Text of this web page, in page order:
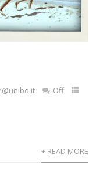
Off
+ READ MORE